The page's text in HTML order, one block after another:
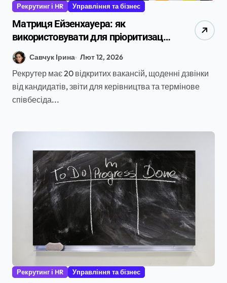
Рекрутинг і HR Управління та бізнес
Матриця Ейзенхауера: як
використовувати для пріоритизації
задач в HR та рекрутингу
Савчук Ірина Лют 12, 2026
Рекрутер має 20 відкритих вакансій, щоденні дзвінки
від кандидатів, звіти для керівництва та термінове
співбесіда...
Рекрутинг і HR Управління та бізнес